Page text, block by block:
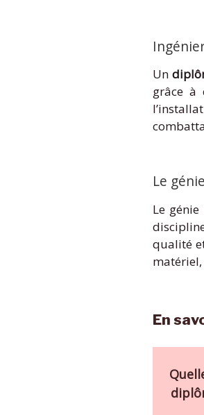
Un
grâce à
Le
Le
qualité
matériel,
En